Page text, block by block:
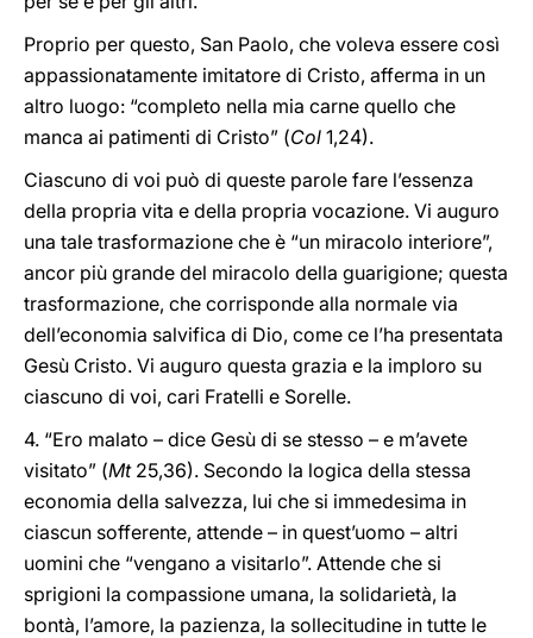
Proprio per questo, San Paolo, che voleva essere così
appassionatamente imitatore di Cristo, afferma in un
altro luogo: “completo nella mia carne quello che
manca ai patimenti di Cristo” (Col 1,24).
Ciascuno di voi può di queste parole fare l’essenza
della propria vita e della propria vocazione. Vi auguro
una tale trasformazione che è “un miracolo interiore”,
ancor più grande del miracolo della guarigione; questa
trasformazione, che corrisponde alla normale via
dell’economia salvifica di Dio, come ce l’ha presentata
Gesù Cristo. Vi auguro questa grazia e la imploro su
ciascuno di voi, cari Fratelli e Sorelle.
4. “Ero malato – dice Gesù di se stesso – e m’avete
visitato” (Mt 25,36). Secondo la logica della stessa
economia della salvezza, lui che si immedesima in
ciascun sofferente, attende – in quest’uomo – altri
uomini che “vengano a visitarlo”. Attende che si
sprigioni la compassione umana, la solidarietà, la
bontà, l’amore, la pazienza, la sollecitudine in tutte le